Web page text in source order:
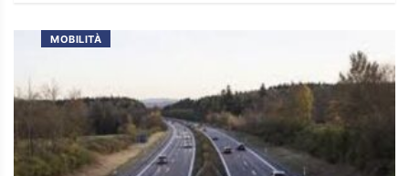
MOBILITÀ